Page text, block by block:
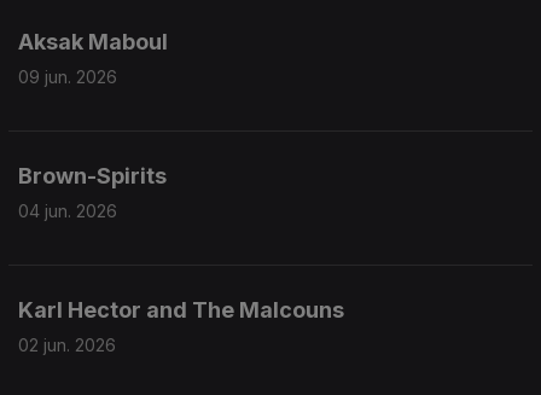
Aksak Maboul
09 jun. 2026
Brown-Spirits
04 jun. 2026
Karl Hector and The Malcouns
02 jun. 2026